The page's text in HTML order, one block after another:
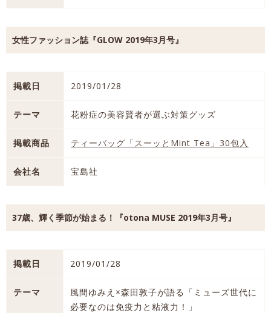
女性ファッション誌『GLOW 2019年3月号』
掲載日 2019/01/28
テーマ 花粉症の美容賢者が選ぶ対策グッズ
掲載商品 ティーバッグ「スーッとMint Tea」30包入
会社名 宝島社
37歳、輝く季節が始まる！『otona MUSE 2019年3月号』
掲載日 2019/01/28
テーマ
風間ゆみえ×森田敦子が語る「ミューズ世代に
必要なのは免疫力と粘液力！」